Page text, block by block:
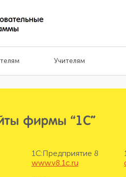
Учителям
фирмы “1С”
1С:Предприятие 8
www.v8.1c.ru